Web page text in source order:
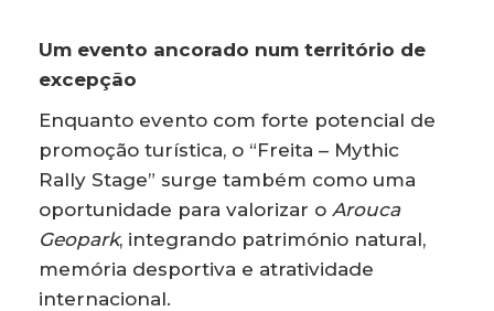
Um evento ancorado num território de
excepção
Enquanto evento com forte potencial de
promoção turística, o “Freita – Mythic
Rally Stage” surge também como uma
oportunidade para valorizar o Arouca
Geopark, integrando património natural,
memória desportiva e atratividade
internacional.